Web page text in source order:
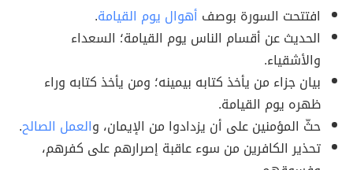
افتتحت السورة بوصف أهوال يوم القيامة.
الحديث عن أقسام الناس يوم القيامة؛ السعداء
والأشقياء.
بيان جزاء من يأخذ كتابه بيمينه؛ ومن يأخذ كتابه وراء
ظهره يوم القيامة.
حثّ المؤمنين على أن يزدادوا من الإيمان، والعمل الصالح.
تحذير الكافرين من سوء عاقبة إصرارهم على كفرهم،